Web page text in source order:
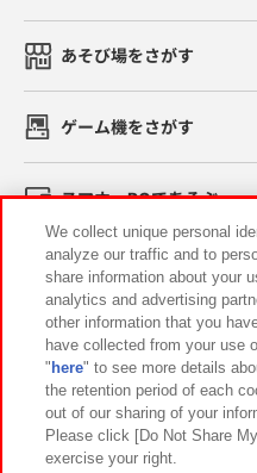
あそび場をさがす
ゲーム機をさがす
スマホ・PCであそぶ
イベント・キャンペーン
関連会社 サステナ
プライバシーポリシー ウェ
お取引先さまとともに
We collect unique personal
analyze our traffic and to
share information about your
analytics and advertising
other information that you
have collected from your use
" here" to see more details
the retention period of each
out of our sharing of your
Please click [Do Not Share
exercise your right.